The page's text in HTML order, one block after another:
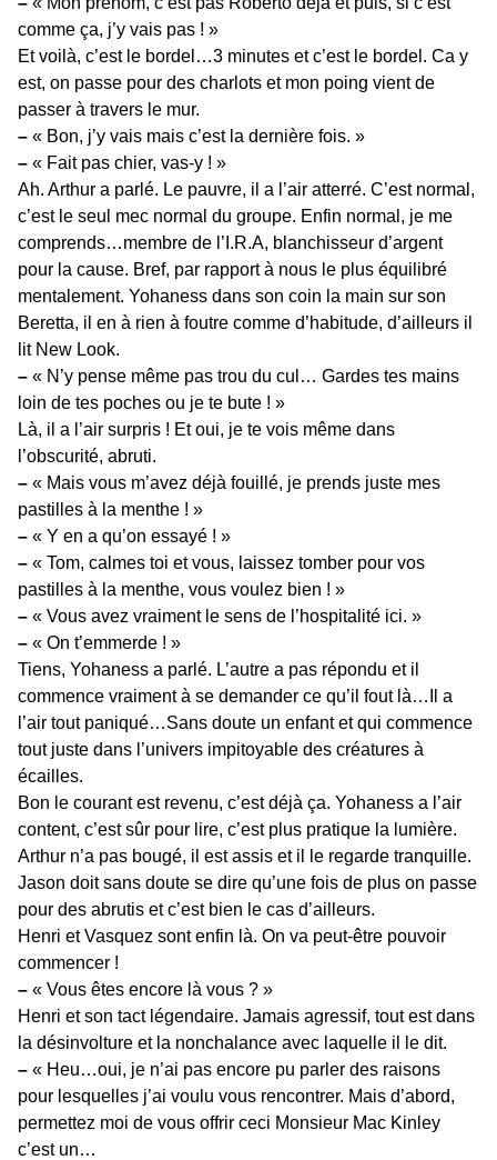
comme ça, j’y vais pas ! »
Et voilà, c’est le bordel…3 minutes et c’est le bordel. Ca y
est, on passe pour des charlots et mon poing vient de
passer à travers le mur.
– « Bon, j’y vais mais c’est la dernière fois. »
– « Fait pas chier, vas-y ! »
Ah. Arthur a parlé. Le pauvre, il a l’air atterré. C’est normal,
c’est le seul mec normal du groupe. Enfin normal, je me
comprends…membre de l’I.R.A, blanchisseur d’argent
pour la cause. Bref, par rapport à nous le plus équilibré
mentalement. Yohaness dans son coin la main sur son
Beretta, il en à rien à foutre comme d’habitude, d’ailleurs il
lit New Look.
– « N’y pense même pas trou du cul… Gardes tes mains
loin de tes poches ou je te bute ! »
Là, il a l’air surpris ! Et oui, je te vois même dans
l’obscurité, abruti.
– « Mais vous m’avez déjà fouillé, je prends juste mes
pastilles à la menthe ! »
– « Y en a qu’on essayé ! »
– « Tom, calmes toi et vous, laissez tomber pour vos
pastilles à la menthe, vous voulez bien ! »
– « Vous avez vraiment le sens de l’hospitalité ici. »
– « On t’emmerde ! »
Tiens, Yohaness a parlé. L’autre a pas répondu et il
commence vraiment à se demander ce qu’il fout là…Il a
l’air tout paniqué…Sans doute un enfant et qui commence
tout juste dans l’univers impitoyable des créatures à
écailles.
Bon le courant est revenu, c’est déjà ça. Yohaness a l’air
content, c’est sûr pour lire, c’est plus pratique la lumière.
Arthur n’a pas bougé, il est assis et il le regarde tranquille.
Jason doit sans doute se dire qu’une fois de plus on passe
pour des abrutis et c’est bien le cas d’ailleurs.
Henri et Vasquez sont enfin là. On va peut-être pouvoir
commencer !
– « Vous êtes encore là vous ? »
Henri et son tact légendaire. Jamais agressif, tout est dans
la désinvolture et la nonchalance avec laquelle il le dit.
– « Heu…oui, je n’ai pas encore pu parler des raisons
pour lesquelles j’ai voulu vous rencontrer. Mais d’abord,
permettez moi de vous offrir ceci Monsieur Mac Kinley
c’est un…